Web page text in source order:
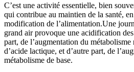
C’est une activité essentielle, bien
qui contribue au maintien de la santé,
modification de l’alimentation.Une
grand air provoque une acidification
part, de l’augmentation du
d’acide lactique, et d’autre part, de
métabolisme de base.